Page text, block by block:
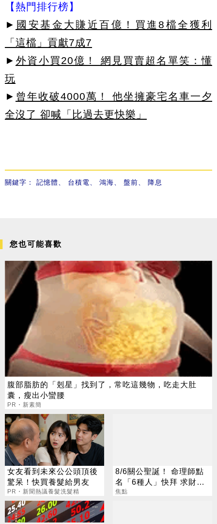
【熱門排行榜】
► 國安基金大賺近百億！買進8檔全獲利
「這檔」貢獻7成7
► 外資小買20億！ 網見買賣超名單笑：懂
玩
► 曾年收破4000萬！ 他坐擁豪宅名車一夕
全沒了 卻喊「比過去更快樂」
關鍵字： 記憶體 台積電 鴻海 盤前 降息
您也可能喜歡
腹部脂肪的「剋星」找到了，常吃這幾物，吃走大肚
囊，瘦出小蠻腰
PR・新素簡
女友看到未來公公頭頂後
驚呆！快買養髮給男友
PR・新聞熱議養髮洗髮精
8/6關公聖誕！ 命理師點
名「6種人」快拜 求財求
職保平安
焦點